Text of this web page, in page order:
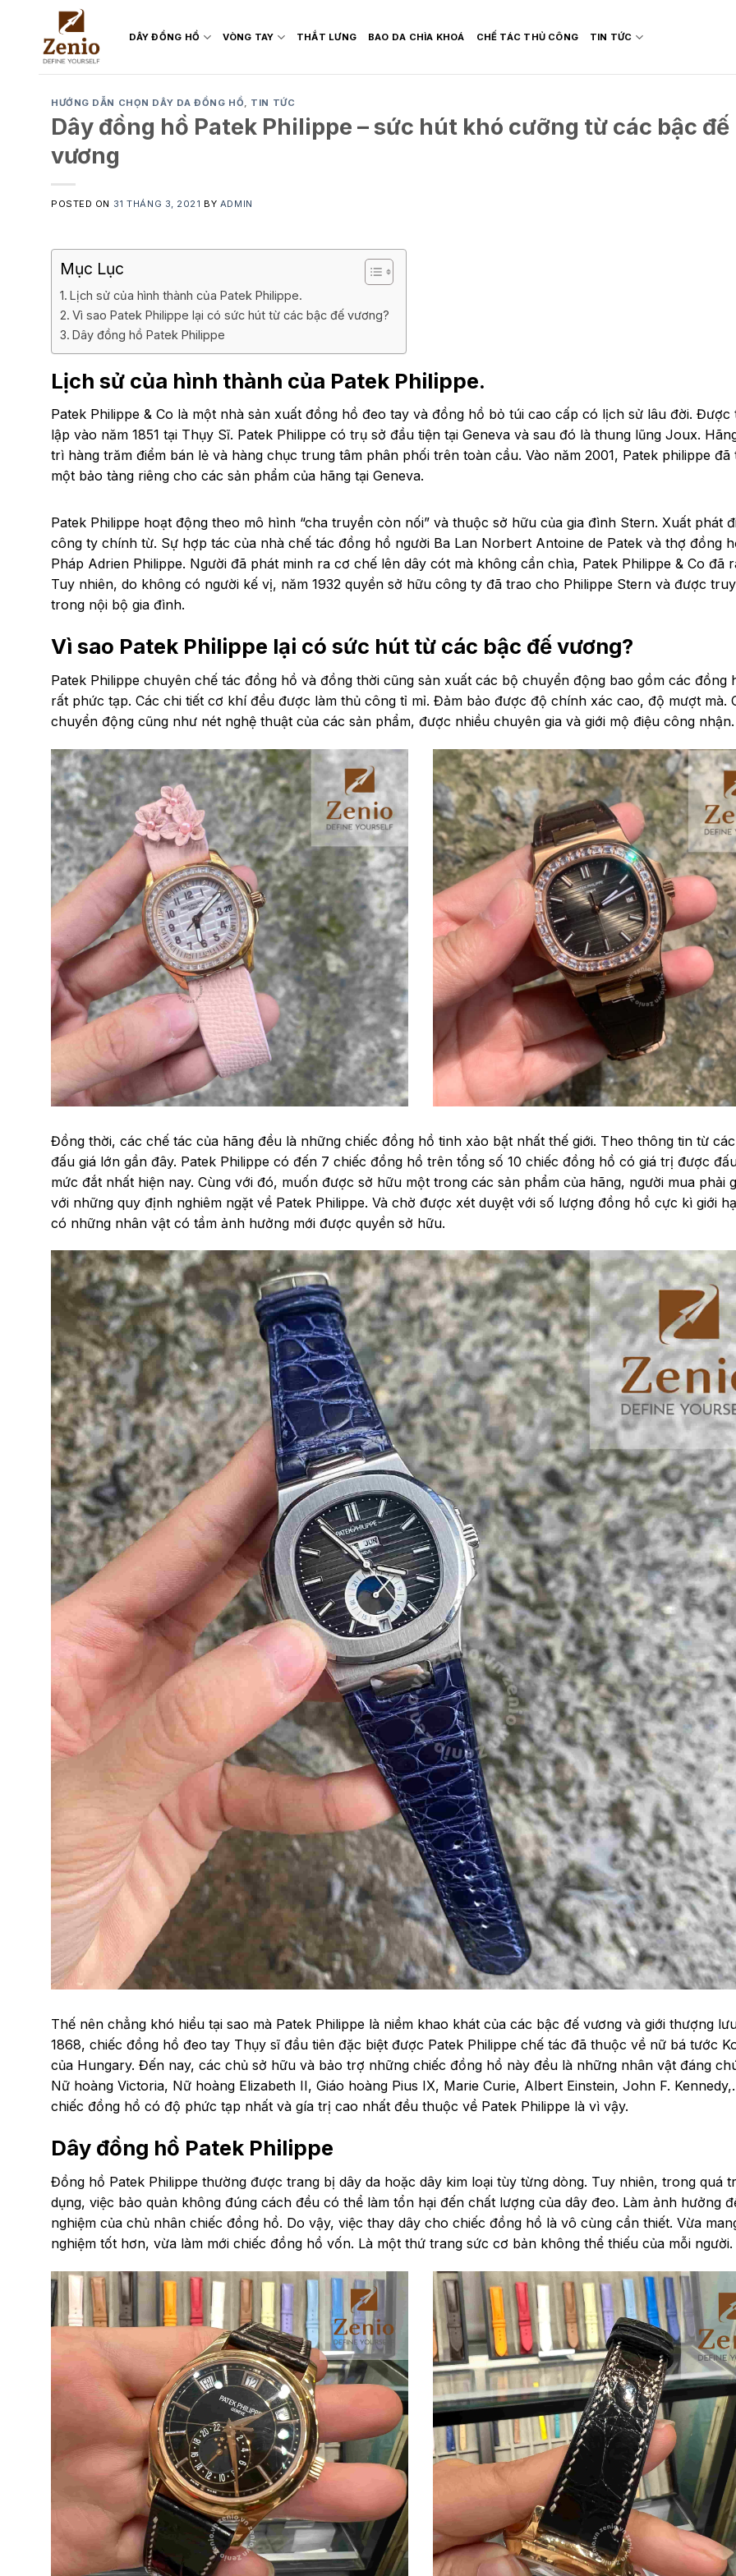
content
DÂY ĐỒNG HỒ VÒNG TAY THẮT LƯNG BAO DA CHÌA KHOÁ CHẾ TÁC THỦ CÔNG TIN TỨC
HƯỚNG DẪN CHỌN DÂY DA ĐỒNG HỒ, TIN TỨC
Dây đồng hồ Patek Philippe – sức hút khó cưỡng từ các bậc đế
vương
POSTED ON 31 THÁNG 3, 2021 BY ADMIN
Mục Lục
Lịch sử của hình thành của Patek Philippe.
Vì sao Patek Philippe lại có sức hút từ các bậc đế vương?
Dây đồng hồ Patek Philippe
Lịch sử của hình thành của Patek Philippe.
Patek Philippe & Co là một nhà sản xuất đồng hồ đeo tay và đồng hồ bỏ túi cao cấp có lịch sử lâu đời. Được
lập vào năm 1851 tại Thụy Sĩ. Patek Philippe có trụ sở đầu tiện tại Geneva và sau đó là thung lũng Joux.
trì hàng trăm điểm bán lẻ và hàng chục trung tâm phân phối trên toàn cầu. Vào năm 2001, Patek philippe đã
một bảo tàng riêng cho các sản phẩm của hãng tại Geneva.
Patek Philippe hoạt động theo mô hình “cha truyền còn nối” và thuộc sở hữu của gia đình Stern. Xuất phát
công ty chính từ. Sự hợp tác của nhà chế tác đồng hồ người Ba Lan Norbert Antoine de Patek và thợ đồng
Pháp Adrien Philippe. Người đã phát minh ra cơ chế lên dây cót mà không cần chìa, Patek Philippe & Co đã
Tuy nhiên, do không có người kế vị, năm 1932 quyền sở hữu công ty đã trao cho Philippe Stern và được
trong nội bộ gia đình.
Vì sao Patek Philippe lại có sức hút từ các bậc đế vương?
Patek Philippe chuyên chế tác đồng hồ và đồng thời cũng sản xuất các bộ chuyển động bao gồm các đồng
rất phức tạp. Các chi tiết cơ khí đều được làm thủ công tỉ mỉ. Đảm bảo được độ chính xác cao, độ mượt mà.
chuyển động cũng như nét nghệ thuật của các sản phẩm, được nhiều chuyên gia và giới mộ điệu công nhận.
Đồng thời, các chế tác của hãng đều là những chiếc đồng hồ tinh xảo bật nhất thế giới. Theo thông tin từ
đấu giá lớn gần đây. Patek Philippe có đến 7 chiếc đồng hồ trên tổng số 10 chiếc đồng hồ có giá trị được
mức đắt nhất hiện nay. Cùng với đó, muốn được sở hữu một trong các sản phẩm của hãng, người mua phải
với những quy định nghiêm ngặt về Patek Philippe. Và chờ được xét duyệt với số lượng đồng hồ cực kì giới
có những nhân vật có tầm ảnh hưởng mới được quyền sở hữu.
Thế nên chẳng khó hiểu tại sao mà Patek Philippe là niềm khao khát của các bậc đế vương và giới thượng
1868, chiếc đồng hồ đeo tay Thụy sĩ đầu tiên đặc biệt được Patek Philippe chế tác đã thuộc về nữ bá tước
của Hungary. Đến nay, các chủ sở hữu và bảo trợ những chiếc đồng hồ này đều là những nhân vật đáng
Nữ hoàng Victoria, Nữ hoàng Elizabeth II, Giáo hoàng Pius IX, Marie Curie, Albert Einstein, John F.
chiếc đồng hồ có độ phức tạp nhất và gía trị cao nhất đều thuộc về Patek Philippe là vì vậy.
Dây đồng hồ Patek Philippe
Đồng hồ Patek Philippe thường được trang bị dây da hoặc dây kim loại tùy từng dòng. Tuy nhiên, trong quá
dụng, việc bảo quản không đúng cách đều có thể làm tổn hại đến chất lượng của dây đeo. Làm ảnh hưởng
nghiệm của chủ nhân chiếc đồng hồ. Do vậy, việc thay dây cho chiếc đồng hồ là vô cùng cần thiết. Vừa
nghiệm tốt hơn, vừa làm mới chiếc đồng hồ vốn. Là một thứ trang sức cơ bản không thể thiếu của mỗi người.